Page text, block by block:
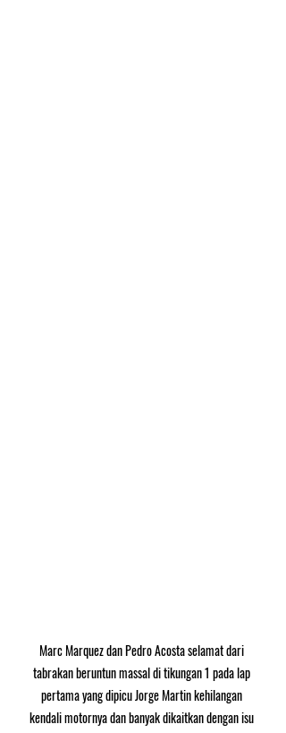
Marc Marquez dan Pedro Acosta selamat dari
tabrakan beruntun massal di tikungan 1 pada lap
pertama yang dipicu Jorge Martin kehilangan
kendali motornya dan banyak dikaitkan dengan isu